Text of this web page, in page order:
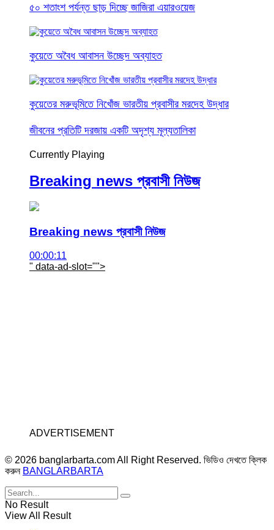
৫০ শতাংশ পর্যন্ত ছাড় দিচ্ছে জাজিরা এয়ারওয়েজ
কুয়েতে অবৈধ আবাসন উচ্ছেদ অব্যাহত
কুয়েতের মরুভূমিতে নিখোঁজ ভারতীয় প্রবাসীর মরদেহ উদ্ধার
জীবনের প্রতিটি দরজায় একটি অদৃশ্য মূল্যতালিকা
Currently Playing
Breaking news প্রবাসী নিউজ
Breaking news প্রবাসী নিউজ
00:00:11
" data-ad-slot="">
ADVERTISEMENT
© 2026 banglarbarta.com All Right Reserved. ভিডিও দেখতে ক্লিক
করুন BANGLARBARTA
No Result
View All Result